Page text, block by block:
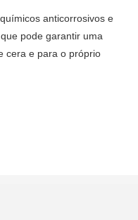
anticorrosivos e
pode garantir uma
cera e para o próprio